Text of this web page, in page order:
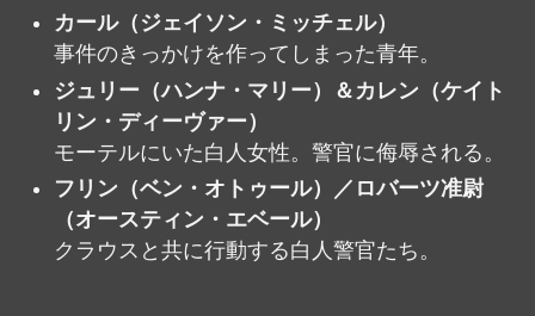
カール（ジェイソン・ミッチェル）
事件のきっかけを作ってしまった青年。
ジュリー（ハンナ・マリー）＆カレン（ケイト
リン・ディーヴァー）
モーテルにいた白人女性。警官に侮辱される。
フリン（ベン・オトゥール）／ロバーツ准尉
（オースティン・エベール）
クラウスと共に行動する白人警官たち。